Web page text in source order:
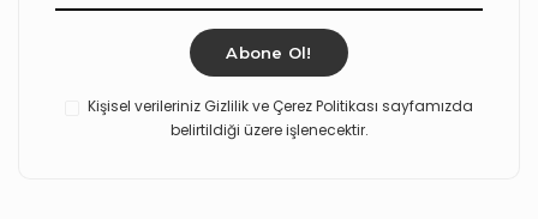
Abone Ol!
Kişisel verileriniz Gizlilik ve Çerez Politikası sayfamızda
belirtildiği üzere işlenecektir.